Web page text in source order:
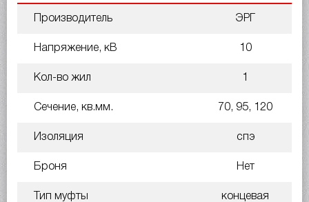
Производитель ЭРГ
Напряжение, кВ 10
Кол-во жил 1
Сечение, кв.мм. 70, 95, 120
Изоляция спэ
Броня Нет
Тип муфты концевая